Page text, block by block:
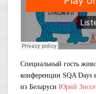
Специальный гость
конференции SQA
из Беларуси Юрий